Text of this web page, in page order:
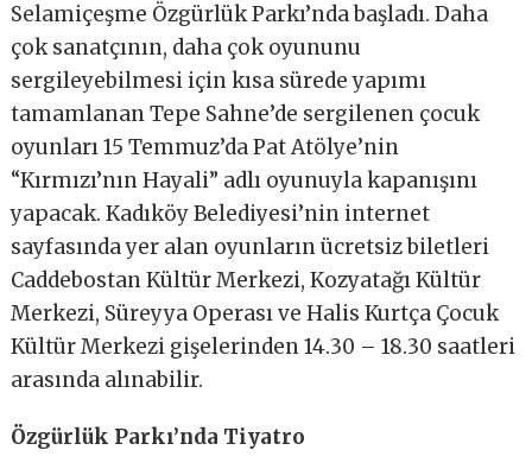
Selamiçeşme Özgürlük Parkı’nda başladı. Daha
çok sanatçının, daha çok oyununu
sergileyebilmesi için kısa sürede yapımı
tamamlanan Tepe Sahne’de sergilenen çocuk
oyunları 15 Temmuz’da Pat Atölye’nin
“Kırmızı’nın Hayali” adlı oyunuyla kapanışını
yapacak. Kadıköy Belediyesi’nin internet
sayfasında yer alan oyunların ücretsiz biletleri
Caddebostan Kültür Merkezi, Kozyatağı Kültür
Merkezi, Süreyya Operası ve Halis Kurtça Çocuk
Kültür Merkezi gişelerinden 14.30 – 18.30 saatleri
arasında alınabilir.
Özgürlük Parkı’nda Tiyatro